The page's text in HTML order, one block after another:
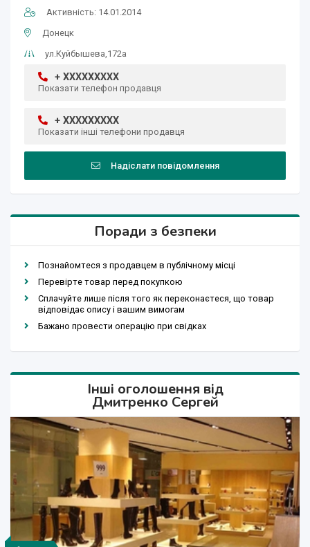
Активність: 14.01.2014
Донецк
ул.Куйбышева,172а
+ XXXXXXXXX
Показати телефон продавця
+ XXXXXXXXX
Показати інші телефони продавця
Надіслати повідомлення
Поради з безпеки
Познайомтеся з продавцем в публічному місці
Перевірте товар перед покупкою
Сплачуйте лише після того як переконаєтеся, що товар
відповідає опису і вашим вимогам
Бажано провести операцію при свідках
Інші оголошення від
Дмитренко Сергей